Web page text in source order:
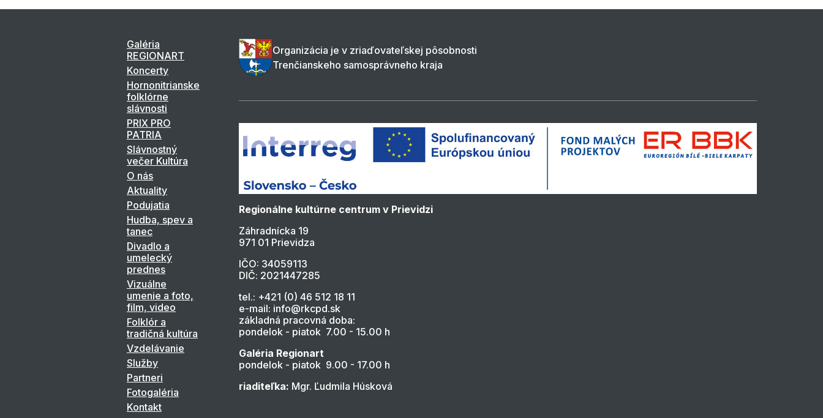
Galéria
REGIONART
Koncerty
Hornonitrianske
folklórne
slávnosti
PRIX PRO
PATRIA
Slávnostný
večer Kultúra
O nás
Aktuality
Podujatia
Hudba, spev a
tanec
Divadlo a
umelecký
prednes
Vizuálne
umenie a foto,
film, video
Folklór a
tradičná kultúra
Vzdelávanie
Služby
Partneri
Fotogaléria
Kontakt
Organizácia je v zriaďovateľskej pôsobnosti
Trenčianskeho samosprávneho kraja
Regionálne kultúrne centrum v Prievidzi
Záhradnícka 19
971 01 Prievidza
IČO: 34059113
DIČ: 2021447285
tel.: +421 (0) 46 512 18 11
e-mail: info@rkcpd.sk
základná pracovná doba:
pondelok - piatok 7.00 - 15.00 h
Galéria Regionart
pondelok - piatok 9.00 - 17.00 h
riaditeľka: Mgr. Ľudmila Húsková